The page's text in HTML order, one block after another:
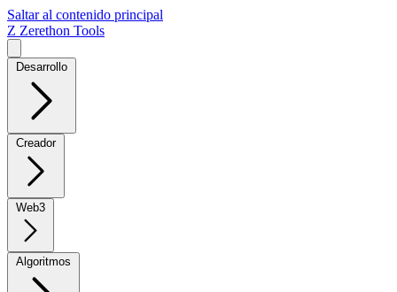
Saltar al contenido principal
Z Zerethon Tools
Desarrollo
Creador
Web3
Algoritmos